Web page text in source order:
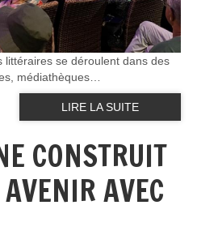
littéraires se déroulent dans des
médiathèques…
LIRE LA SUITE
CONSTRUIT
AVEC